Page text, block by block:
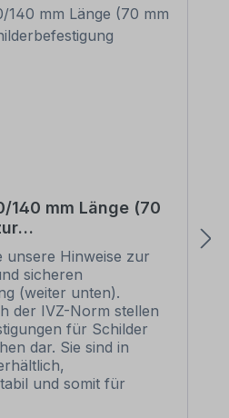
140 mm Länge (70
unsere Hinweise zur
sicheren
(weiter unten).
der IVZ-Norm stellen
für Schilder
dar. Sie sind in
und somit für